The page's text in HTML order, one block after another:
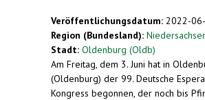
Veröffentlichungsdatum: 2022-
Region (Bundesland):
Stadt: Oldenburg (Oldb)
Am Freitag, dem 3. Juni hat in
(Oldenburg) der 99. Deutsche
Kongress begonnen, der noch bis